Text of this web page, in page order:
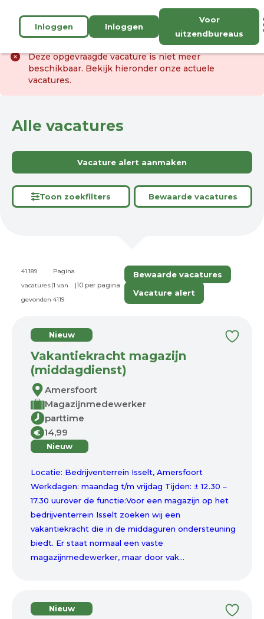
Inloggen Inloggen
Voor
uitzendbureaus
Deze opgevraagde vacature is niet meer
beschikbaar. Bekijk hieronder onze actuele
vacatures.
Alle vacatures
Vacature alert aanmaken
Toon zoekfilters Bewaarde vacatures
41.189
vacatures
gevonden
|
Pagina
1 van
4119
|
Bewaarde vacatures
Vacature alert
Nieuw
Vakantiekracht magazijn
(middagdienst)
Amersfoort
Magazijnmedewerker
parttime
€ 14,99
Nieuw
Locatie: Bedrijventerrein Isselt, Amersfoort
Werkdagen: maandag t/m vrijdag Tijden: ± 12.30 –
17.30 uurover de functie:Voor een magazijn op het
bedrijventerrein Isselt zoeken wij een
vakantiekracht die in de middaguren ondersteuning
biedt. Er staat normaal een vaste
magazijnmedewerker, maar door vak...
Nieuw